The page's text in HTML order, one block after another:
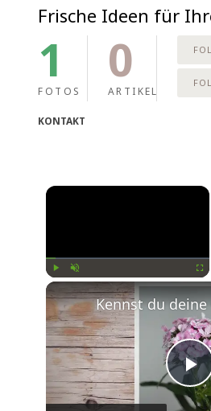
Frische Ideen für
1
FOTOS
0
ARTIKEL
KONTAKT